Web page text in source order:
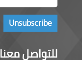
للتواصل معنا